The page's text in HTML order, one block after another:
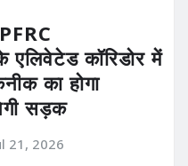
कॉरिडोर में
का होगा
सड़क
21, 2026